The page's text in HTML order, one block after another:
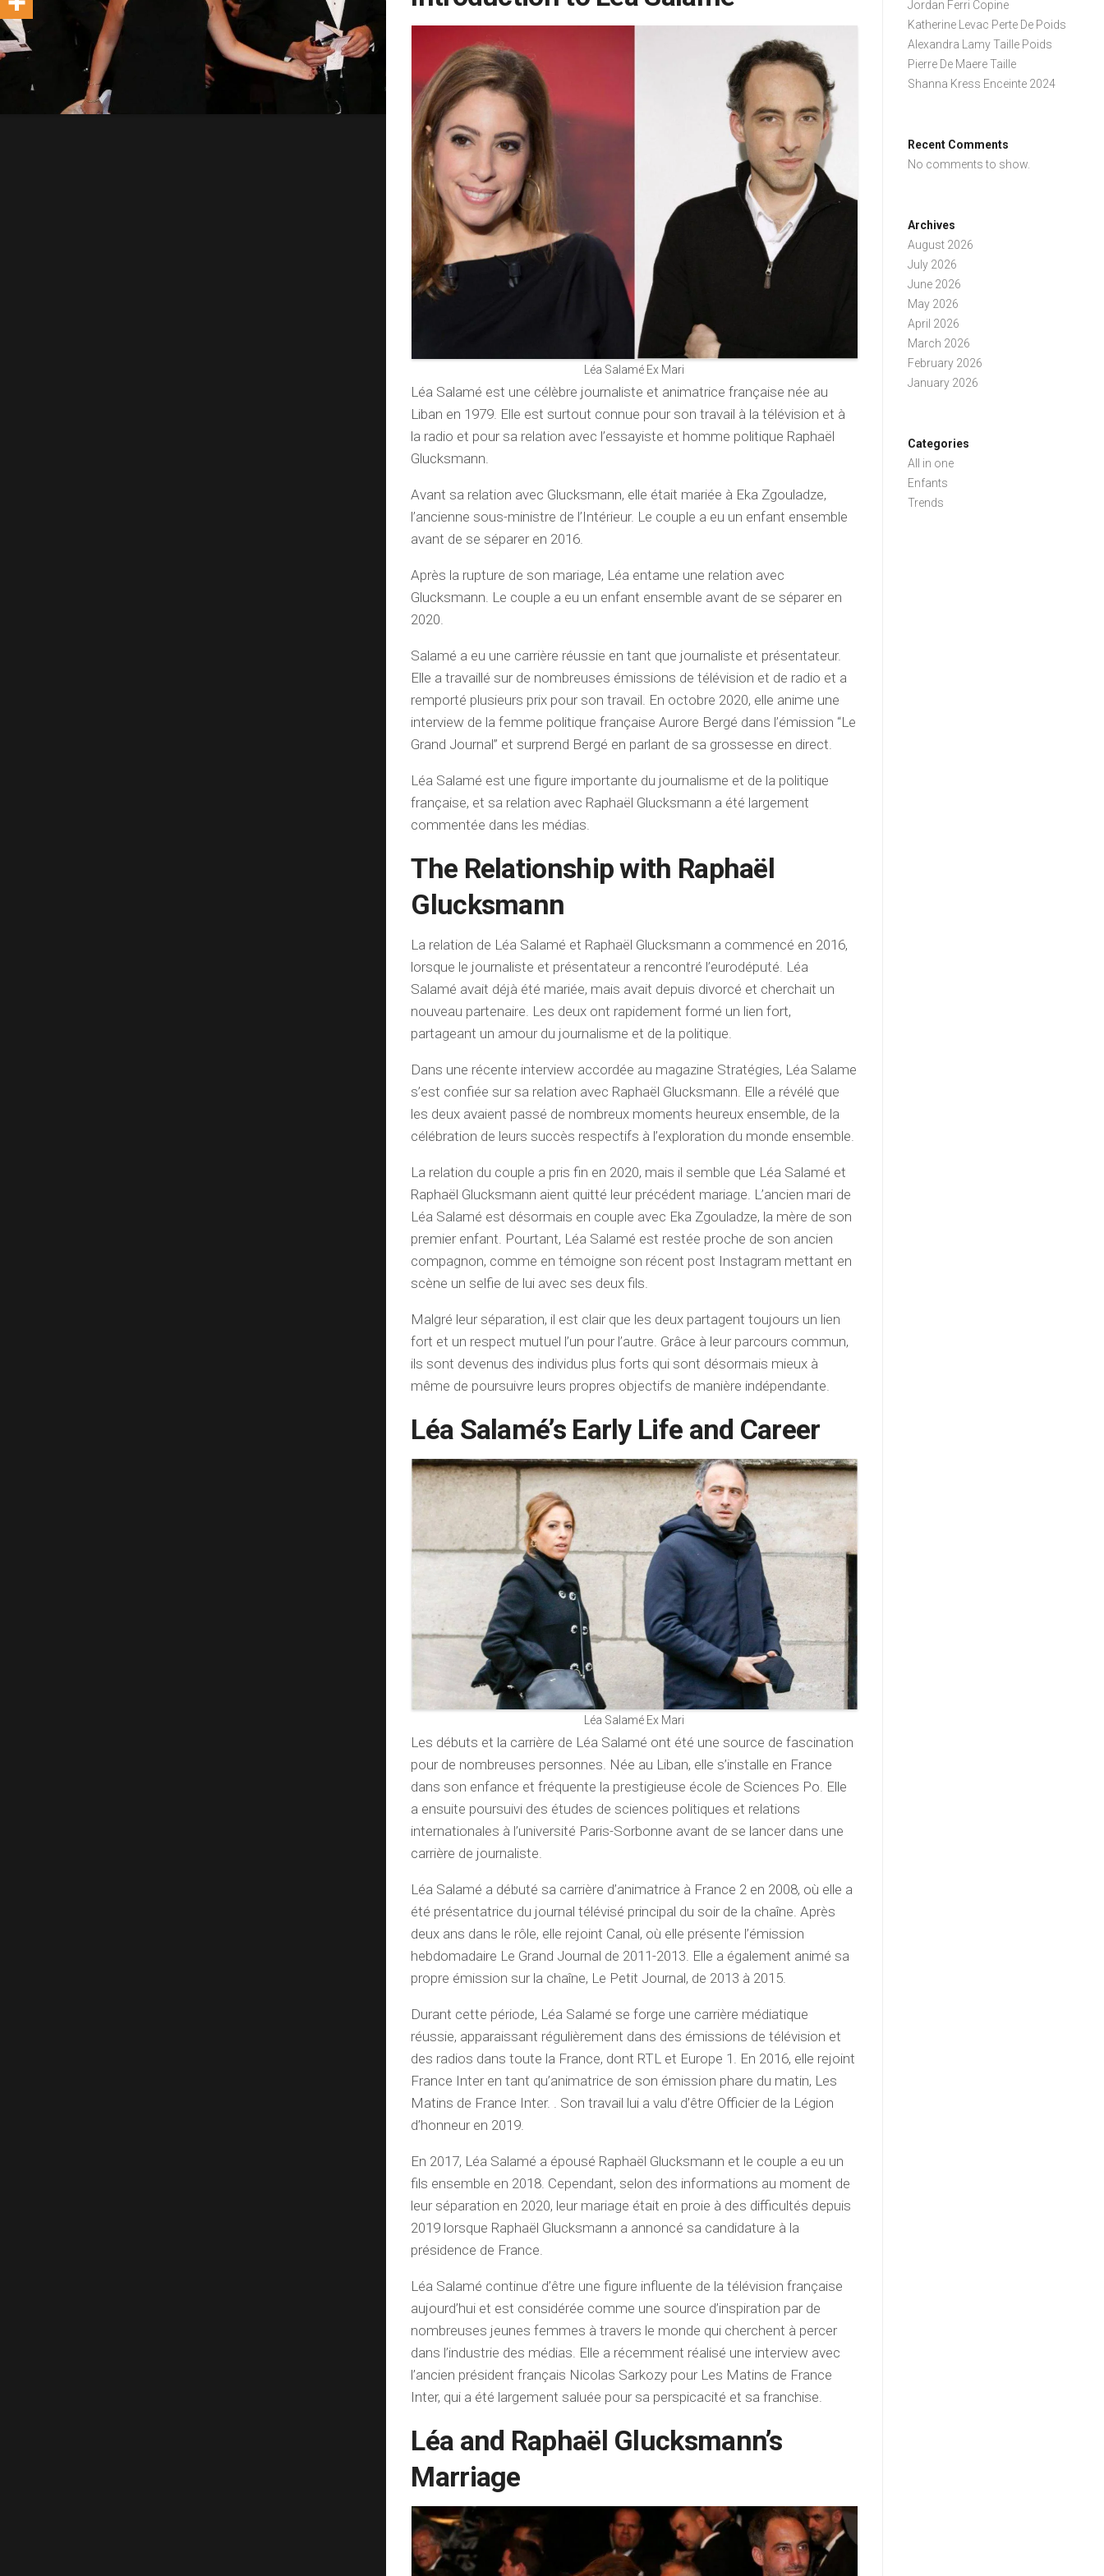
Léa Salamé Ex Mari
Léa Salamé est une célèbre journaliste et animatrice française née au
Liban en 1979. Elle est surtout connue pour son travail à la télévision et à
la radio et pour sa relation avec l’essayiste et homme politique Raphaël
Glucksmann.
Avant sa relation avec Glucksmann, elle était mariée à Eka Zgouladze,
l’ancienne sous-ministre de l’Intérieur. Le couple a eu un enfant ensemble
avant de se séparer en 2016.
Après la rupture de son mariage, Léa entame une relation avec
Glucksmann. Le couple a eu un enfant ensemble avant de se séparer en
2020.
Salamé a eu une carrière réussie en tant que journaliste et présentateur.
Elle a travaillé sur de nombreuses émissions de télévision et de radio et a
remporté plusieurs prix pour son travail. En octobre 2020, elle anime une
interview de la femme politique française Aurore Bergé dans l’émission “Le
Grand Journal” et surprend Bergé en parlant de sa grossesse en direct.
Léa Salamé est une figure importante du journalisme et de la politique
française, et sa relation avec Raphaël Glucksmann a été largement
commentée dans les médias.
The Relationship with Raphaël
Glucksmann
La relation de Léa Salamé et Raphaël Glucksmann a commencé en 2016,
lorsque le journaliste et présentateur a rencontré l’eurodéputé. Léa
Salamé avait déjà été mariée, mais avait depuis divorcé et cherchait un
nouveau partenaire. Les deux ont rapidement formé un lien fort,
partageant un amour du journalisme et de la politique.
Dans une récente interview accordée au magazine Stratégies, Léa Salame
s’est confiée sur sa relation avec Raphaël Glucksmann. Elle a révélé que
les deux avaient passé de nombreux moments heureux ensemble, de la
célébration de leurs succès respectifs à l’exploration du monde ensemble.
La relation du couple a pris fin en 2020, mais il semble que Léa Salamé et
Raphaël Glucksmann aient quitté leur précédent mariage. L’ancien mari de
Léa Salamé est désormais en couple avec Eka Zgouladze, la mère de son
premier enfant. Pourtant, Léa Salamé est restée proche de son ancien
compagnon, comme en témoigne son récent post Instagram mettant en
scène un selfie de lui avec ses deux fils.
Malgré leur séparation, il est clair que les deux partagent toujours un lien
fort et un respect mutuel l’un pour l’autre. Grâce à leur parcours commun,
ils sont devenus des individus plus forts qui sont désormais mieux à
même de poursuivre leurs propres objectifs de manière indépendante.
Léa Salamé’s Early Life and Career
Léa Salamé Ex Mari
Les débuts et la carrière de Léa Salamé ont été une source de fascination
pour de nombreuses personnes. Née au Liban, elle s’installe en France
dans son enfance et fréquente la prestigieuse école de Sciences Po. Elle
a ensuite poursuivi des études de sciences politiques et relations
internationales à l’université Paris-Sorbonne avant de se lancer dans une
carrière de journaliste.
Léa Salamé a débuté sa carrière d’animatrice à France 2 en 2008, où elle a
été présentatrice du journal télévisé principal du soir de la chaîne. Après
deux ans dans le rôle, elle rejoint Canal, où elle présente l’émission
hebdomadaire Le Grand Journal de 2011-2013. Elle a également animé sa
propre émission sur la chaîne, Le Petit Journal, de 2013 à 2015.
Durant cette période, Léa Salamé se forge une carrière médiatique
réussie, apparaissant régulièrement dans des émissions de télévision et
des radios dans toute la France, dont RTL et Europe 1. En 2016, elle rejoint
France Inter en tant qu’animatrice de son émission phare du matin, Les
Matins de France Inter. . Son travail lui a valu d’être Officier de la Légion
d’honneur en 2019.
En 2017, Léa Salamé a épousé Raphaël Glucksmann et le couple a eu un
fils ensemble en 2018. Cependant, selon des informations au moment de
leur séparation en 2020, leur mariage était en proie à des difficultés depuis
2019 lorsque Raphaël Glucksmann a annoncé sa candidature à la
présidence de France.
Léa Salamé continue d’être une figure influente de la télévision française
aujourd’hui et est considérée comme une source d’inspiration par de
nombreuses jeunes femmes à travers le monde qui cherchent à percer
dans l’industrie des médias. Elle a récemment réalisé une interview avec
l’ancien président français Nicolas Sarkozy pour Les Matins de France
Inter, qui a été largement saluée pour sa perspicacité et sa franchise.
Léa and Raphaël Glucksmann’s
Marriage
Jordan Ferri Copine
Katherine Levac Perte De Poids
Alexandra Lamy Taille Poids
Pierre De Maere Taille
Shanna Kress Enceinte 2024
Recent Comments
No comments to show.
Archives
August 2026
July 2026
June 2026
May 2026
April 2026
March 2026
February 2026
January 2026
Categories
All in one
Enfants
Trends